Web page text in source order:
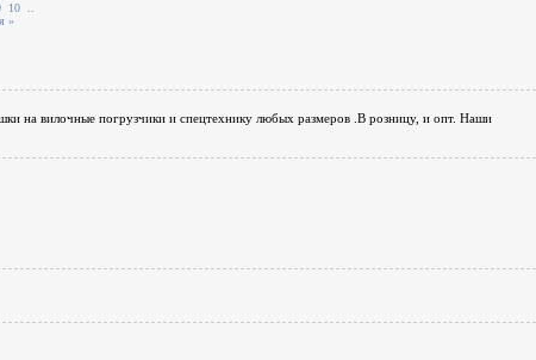
10
»
на вилочные погрузчики и спецтехнику любых размеров .В розницу, и опт. Наши